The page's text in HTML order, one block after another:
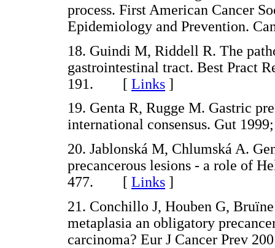
process. First American Cancer
Epidemiology and Prevention.
18. Guindi M, Riddell R. The
gastrointestinal tract. Best Pract
191. [ Links ]
19. Genta R, Rugge M. Gastric
international consensus. Gut
20. Jablonská M, Chlumská A.
precancerous lesions - a role of
477. [ Links ]
21. Conchillo J, Houben G,
metaplasia an obligatory
carcinoma? Eur J Cancer